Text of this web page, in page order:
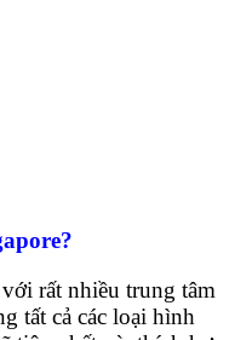
rất nhiều trung tâm
tất cả các loại hình